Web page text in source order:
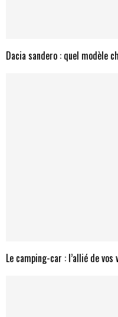
Dacia sandero : quel modèle
Le camping-car : l’allié de